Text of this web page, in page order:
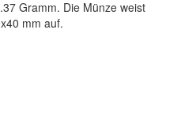
Gramm. Die Münze weist
mm auf.